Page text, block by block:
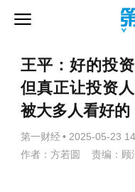
王平：好的投
但真正让投资
被大多人看好的
第一财经 • 2025-05-23
作者：方若圆 责编：顾